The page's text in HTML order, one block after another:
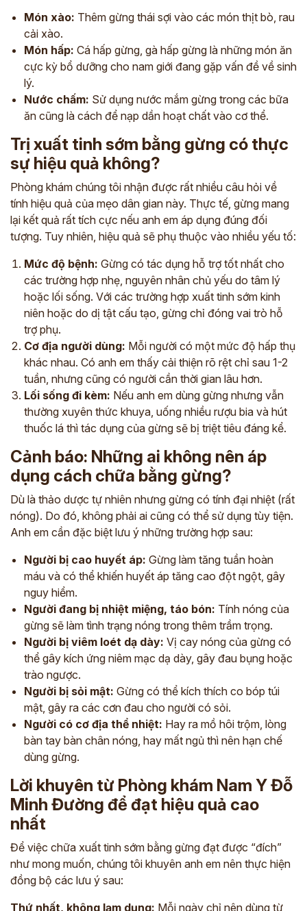
Món xào: Thêm gừng thái sợi vào các món thịt bò, rau
cải xào.
Món hấp: Cá hấp gừng, gà hấp gừng là những món ăn
cực kỳ bổ dưỡng cho nam giới đang gặp vấn đề về sinh
lý.
Nước chấm: Sử dụng nước mắm gừng trong các bữa
ăn cũng là cách để nạp dần hoạt chất vào cơ thể.
Trị xuất tinh sớm bằng gừng có thực
sự hiệu quả không?
Phòng khám chúng tôi nhận được rất nhiều câu hỏi về
tính hiệu quả của mẹo dân gian này. Thực tế, gừng mang
lại kết quả rất tích cực nếu anh em áp dụng đúng đối
tượng. Tuy nhiên, hiệu quả sẽ phụ thuộc vào nhiều yếu tố:
Mức độ bệnh: Gừng có tác dụng hỗ trợ tốt nhất cho
các trường hợp nhẹ, nguyên nhân chủ yếu do tâm lý
hoặc lối sống. Với các trường hợp xuất tinh sớm kinh
niên hoặc do dị tật cấu tạo, gừng chỉ đóng vai trò hỗ
trợ phụ.
Cơ địa người dùng: Mỗi người có một mức độ hấp thụ
khác nhau. Có anh em thấy cải thiện rõ rệt chỉ sau 1-2
tuần, nhưng cũng có người cần thời gian lâu hơn.
Lối sống đi kèm: Nếu anh em dùng gừng nhưng vẫn
thường xuyên thức khuya, uống nhiều rượu bia và hút
thuốc lá thì tác dụng của gừng sẽ bị triệt tiêu đáng kể.
Cảnh báo: Những ai không nên áp
dụng cách chữa bằng gừng?
Dù là thảo dược tự nhiên nhưng gừng có tính đại nhiệt (rất
nóng). Do đó, không phải ai cũng có thể sử dụng tùy tiện.
Anh em cần đặc biệt lưu ý những trường hợp sau:
Người bị cao huyết áp: Gừng làm tăng tuần hoàn
máu và có thể khiến huyết áp tăng cao đột ngột, gây
nguy hiểm.
Người đang bị nhiệt miệng, táo bón: Tính nóng của
gừng sẽ làm tình trạng nóng trong thêm trầm trọng.
Người bị viêm loét dạ dày: Vị cay nóng của gừng có
thể gây kích ứng niêm mạc dạ dày, gây đau bụng hoặc
trào ngược.
Người bị sỏi mật: Gừng có thể kích thích co bóp túi
mật, gây ra các cơn đau cho người có sỏi.
Người có cơ địa thể nhiệt: Hay ra mồ hôi trộm, lòng
bàn tay bàn chân nóng, hay mất ngủ thì nên hạn chế
dùng gừng.
Lời khuyên từ Phòng khám Nam Y Đỗ
Minh Đường để đạt hiệu quả cao
nhất
Để việc chữa xuất tinh sớm bằng gừng đạt được “đích”
như mong muốn, chúng tôi khuyên anh em nên thực hiện
đồng bộ các lưu ý sau:
Thứ nhất, không lạm dụng: Mỗi ngày chỉ nên dùng từ